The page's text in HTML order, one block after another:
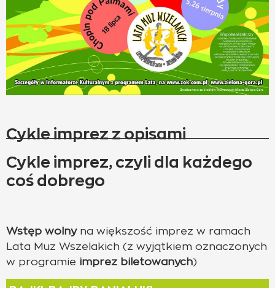
Cykle imprez z opisami
Cykle imprez, czyli dla każdego
coś dobrego
Wstęp wolnyna większość imprez w ramach
Lata Muz Wszelakich (z wyjątkiem oznaczonych
w programie imprez biletowanych)